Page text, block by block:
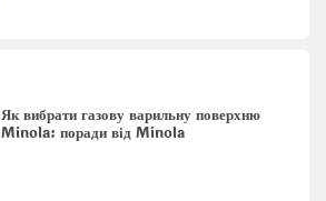
Як вибрати газову варильну поверхню
Minola: поради від Minola